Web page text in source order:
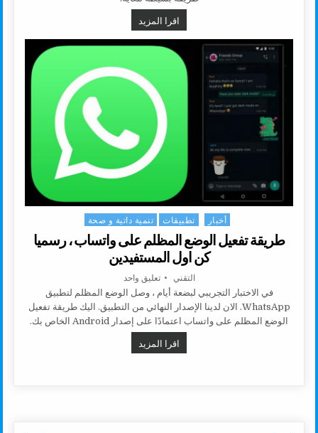
اقرا المزيد
Posted in
أخبار تطبيقات تنمية داتية و صحة
طريقة تفعيل الوضع المظلم على واتساب ، رسميا
كن اول المستفيدين
AUTHOR:
التقني تعليق واحد
في الاختبار التجريبي لبضعة أيام ، وصل الوضع المظلم لتطبيق
WhatsApp. الان لدينا الإصدار النهائي من التطبيق. اليك طريقة تفعيل
الوضع المظلم على واتساب اعتمادًا على إصدار Android الخاص بك.
اقرا المزيد